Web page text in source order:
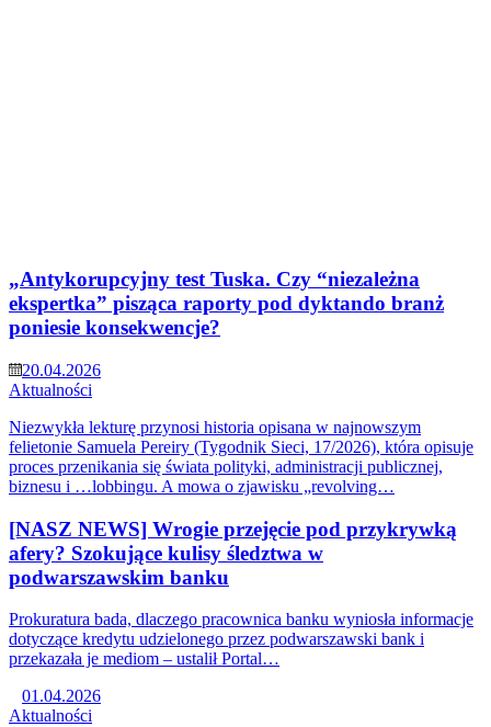
„Antykorupcyjny test Tuska. Czy “niezależna
ekspertka” pisząca raporty pod dyktando branż
poniesie konsekwencje?
20.04.2026
Aktualności
Niezwykła lekturę przynosi historia opisana w najnowszym
felietonie Samuela Pereiry (Tygodnik Sieci, 17/2026), która opisuje
proces przenikania się świata polityki, administracji publicznej,
biznesu i …lobbingu. A mowa o zjawisku „revolving…
[NASZ NEWS] Wrogie przejęcie pod przykrywką
afery? Szokujące kulisy śledztwa w
podwarszawskim banku
Prokuratura bada, dlaczego pracownica banku wyniosła informacje
dotyczące kredytu udzielonego przez podwarszawski bank i
przekazała je mediom – ustalił Portal…
01.04.2026
Aktualności